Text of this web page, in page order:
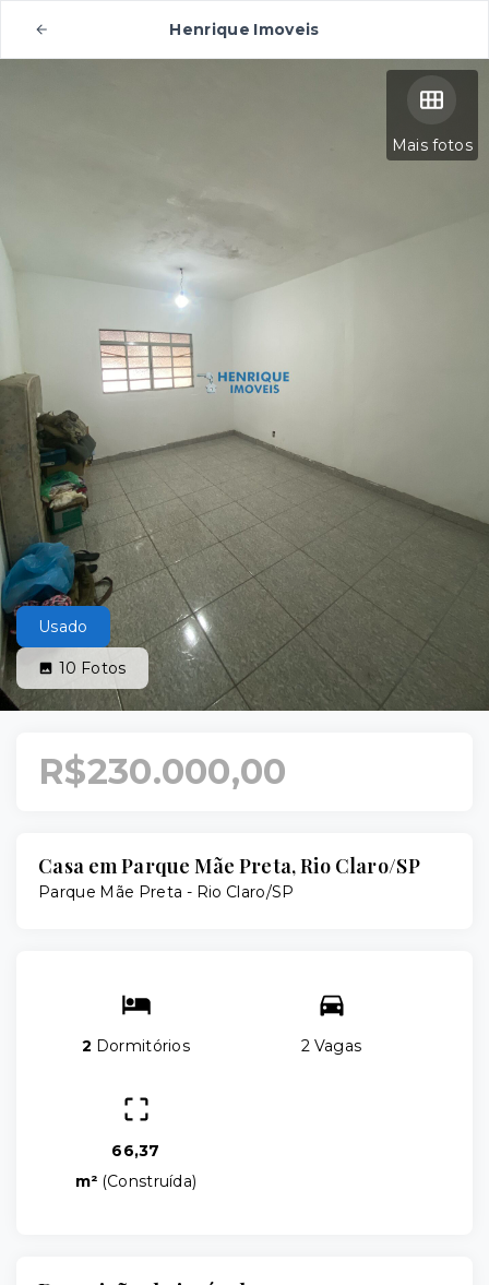
Henrique Imoveis
Mais fotos
Usado
10 Fotos
R$230.000,00
Casa em Parque Mãe Preta, Rio Claro/SP
Parque Mãe Preta - Rio Claro/SP
2 Dormitórios 2 Vagas
66,37
m² (Construída)